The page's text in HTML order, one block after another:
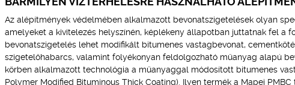
Az alépítmények védelmében alkalmazott bevonatszigetelések olyan
amelyeket a kivitelezés helyszínén, képlékeny állapotban juttatnak fel a
bevonatszigetelés lehet modifikált bitumenes vastagbevonat,
szigetelőhabarcs, valamint folyékonyan feldolgozható műanyag alapú
körben alkalmazott technológia a műanyaggal módosított bitumenes
Polymer Modified Bituminous Thick Coating). Ilyen termék a Mapei